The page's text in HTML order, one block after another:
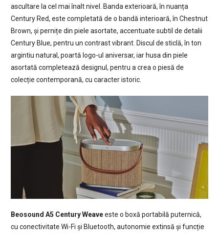
ascultare la cel mai înalt nivel. Banda exterioară, în nuanța
Century Red, este completată de o bandă interioară, în Chestnut
Brown, și pernițe din piele asortate, accentuate subtil de detalii
Century Blue, pentru un contrast vibrant. Discul de sticlă, în ton
argintiu natural, poartă logo-ul aniversar, iar husa din piele
asortată completează designul, pentru a crea o piesă de
colecție contemporană, cu caracter istoric.
Beosound A5 Century Weaveeste o boxă portabilă puternică,
cu conectivitate Wi-Fi și Bluetooth, autonomie extinsă și funcție